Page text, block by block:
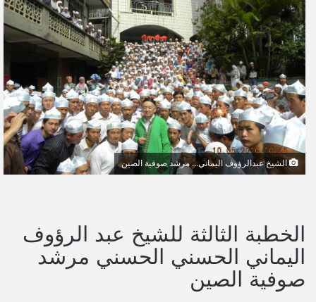
ر
ي
د
ا
إ
ل
ك
ت
ر
و
الشيخ عبدالرؤوف اليماني... مرشد صوفية الصين
الخطبة الثالثة للشيخ عبد الرؤوف
اليماني الحسني الحسني مرشد
صوفية الصين